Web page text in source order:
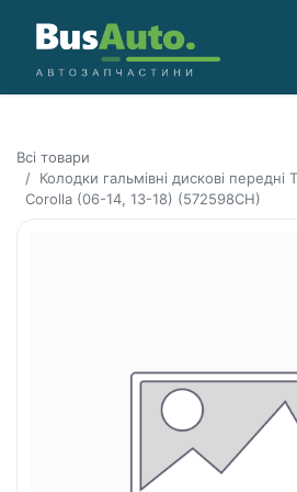
Всі товари
Колодки гальмівні дискові
Corolla (06-14, 13-18) (572598CH)